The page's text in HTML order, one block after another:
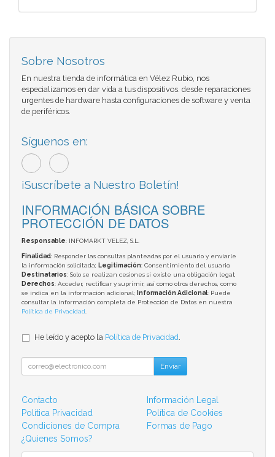
Sobre Nosotros
En nuestra tienda de informática en Vélez Rubio, nos
especializamos en dar vida a tus dispositivos. desde reparaciones
urgentes de hardware hasta configuraciones de software y venta
de periféricos.
Síguenos en:
¡Suscríbete a Nuestro Boletín!
INFORMACIÓN BÁSICA SOBRE
PROTECCIÓN DE DATOS
Responsable: INFOMARKT VELEZ, S.L.
Finalidad: Responder las consultas planteadas por el usuario y enviarle
la información solicitada; Legitimación: Consentimiento del usuario;
Destinatarios: Solo se realizan cesiones si existe una obligación legal;
Derechos: Acceder, rectificar y suprimir, así como otros derechos, como
se indica en la información adicional;
Información Adicional: Puede
consultar la información completa de Protección de Datos en nuestra
Política de Privacidad
He leído y acepto la Política de Privacidad
Enviar
Contacto
Información Legal
Política Privacidad
Política de Cookies
Condiciones de Compra
Formas de Pago
¿Quienes Somos?